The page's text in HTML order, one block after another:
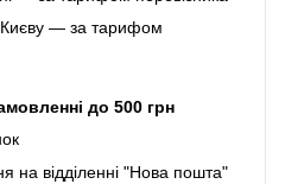
— за тарифом
до 500 грн
на відділенні "Нова пошта"